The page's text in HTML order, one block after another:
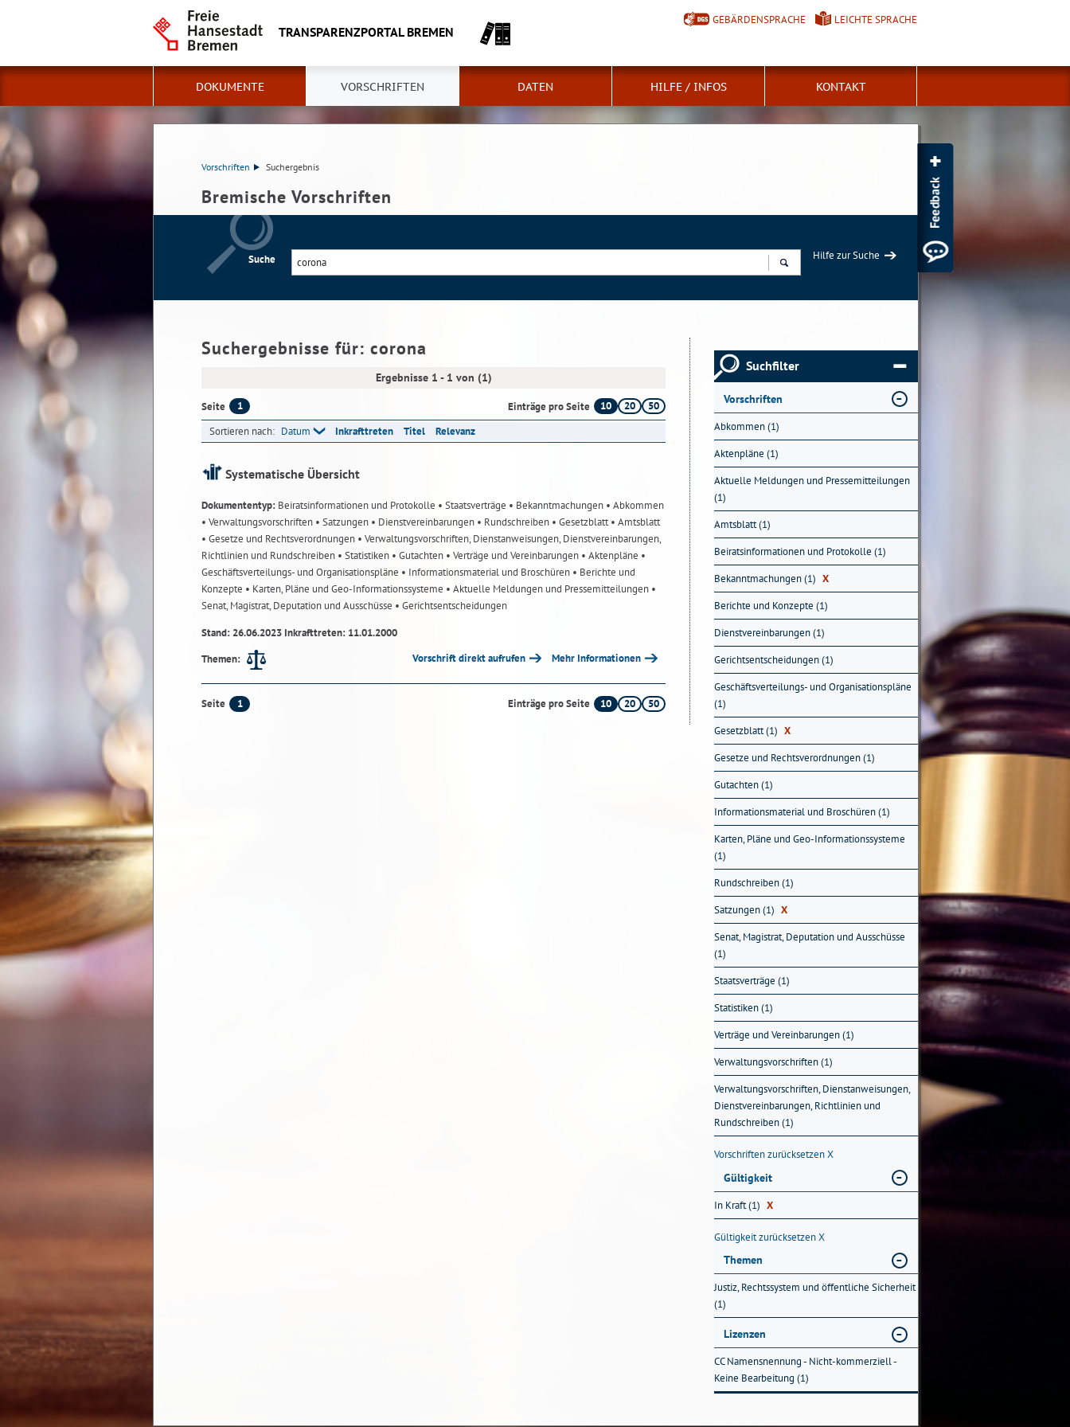
TRANSPARENZPORTAL BREMEN
GEBÄRDENSPRACHE LEICHTE SPRACHE
DOKUMENTE VORSCHRIFTEN DATEN HILFE / INFOS KONTAKT
Vorschriften Suchergebnis
Bremische Vorschriften
Suche
Hilfe zur Suche
Suchergebnisse für: corona
Ergebnisse 1 - 1 von (1)
Seite 1 Einträge pro Seite 10 20
50
Sortieren nach: Datum Inkrafttreten Titel Relevanz
Systematische Übersicht
Dokumententyp: Beiratsinformationen und Protokolle • Staatsverträge • Bekanntmachungen • Abkommen
• Verwaltungsvorschriften • Satzungen • Dienstvereinbarungen • Rundschreiben • Gesetzblatt• Amtsblatt
• Gesetze und Rechtsverordnungen • Verwaltungsvorschriften, Dienstanweisungen, Dienstvereinbarungen,
Richtlinien und Rundschreiben • Statistiken • Gutachten • Verträge und Vereinbarungen • Aktenpläne •
Geschäftsverteilungs- und Organisationspläne • Informationsmaterial und Broschüren • Berichte und
Konzepte • Karten, Pläne und Geo-Informationssysteme • Aktuelle Meldungen und Pressemitteilungen •
Senat, Magistrat, Deputation und Ausschüsse • Gerichtsentscheidungen
Stand: 26.06.2023 Inkrafttreten: 11.01.2000
Themen:
Vorschrift direkt aufrufen Mehr Informationen
Seite 1 Einträge pro Seite 10 20 50
Suchfilter
Vorschriften
Abkommen (1)
Aktenpläne (1)
Aktuelle Meldungen und Pressemitteilungen
(1)
Amtsblatt (1)
Beiratsinformationen und Protokolle (1)
Bekanntmachungen (1) X
Berichte und Konzepte (1)
Dienstvereinbarungen (1)
Gerichtsentscheidungen (1)
Geschäftsverteilungs- und Organisationspläne
(1)
Gesetzblatt (1) X
Gesetze und Rechtsverordnungen (1)
Gutachten (1)
Informationsmaterial und Broschüren (1)
Karten, Pläne und Geo-Informationssysteme
(1)
Rundschreiben (1)
Satzungen (1) X
Senat, Magistrat, Deputation und Ausschüsse
(1)
Staatsverträge (1)
Statistiken (1)
Verträge und Vereinbarungen (1)
Verwaltungsvorschriften (1)
Verwaltungsvorschriften, Dienstanweisungen,
Dienstvereinbarungen, Richtlinien und
Rundschreiben (1)
Vorschriften zurücksetzenX
Gültigkeit
In Kraft (1) X
Gültigkeit zurücksetzenX
Themen
Justiz, Rechtssystem und öffentliche Sicherheit
(1)
Lizenzen
CC Namensnennung - Nicht-kommerziell -
Keine Bearbeitung (1)